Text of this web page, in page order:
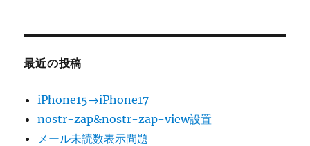
最近の投稿
iPhone15→iPhone17
nostr-zap&nostr-zap-view設置
メール未読数表示問題